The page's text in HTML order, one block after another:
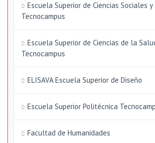
Escuela Superior de Ciencias Sociales
Tecnocampus
Escuela Superior de Ciencias de la
Tecnocampus
ELISAVA Escuela Superior de Diseño
Escuela Superior Politécnica
Facultad de Humanidades